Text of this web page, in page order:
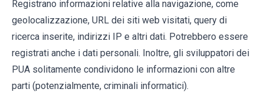
Registrano informazioni relative alla navigazione, come
geolocalizzazione, URL dei siti web visitati, query di
ricerca inserite, indirizzi IP e altri dati. Potrebbero essere
registrati anche i dati personali. Inoltre, gli sviluppatori dei
PUA solitamente condividono le informazioni con altre
parti (potenzialmente, criminali informatici).